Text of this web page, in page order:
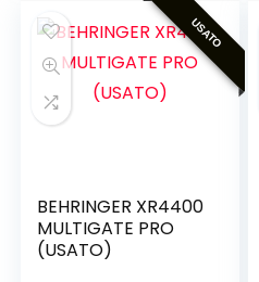
USATO
BEHRINGER XR4400
MULTIGATE PRO
(USATO)